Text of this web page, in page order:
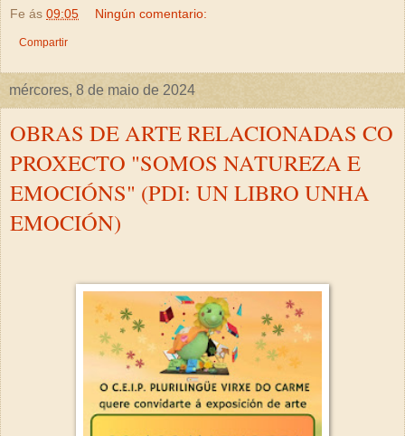
Fe ás 09:05 Ningún comentario:
Compartir
mércores, 8 de maio de 2024
OBRAS DE ARTE RELACIONADAS CO
PROXECTO "SOMOS NATUREZA E
EMOCIÓNS" (PDI: UN LIBRO UNHA
EMOCIÓN)